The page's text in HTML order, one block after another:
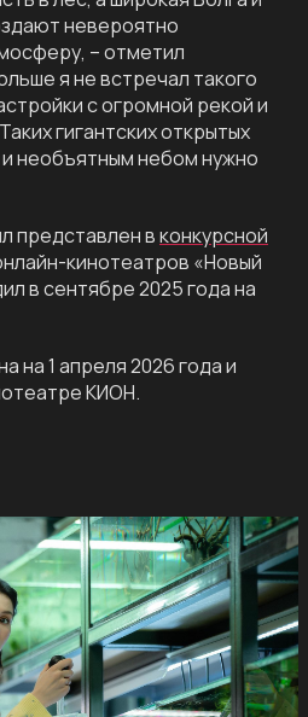
невероятно
– отметил
я не встречал такого
с огромной рекой и
гигантских открытых
необъятным небом нужно
представлен вконкурсной
кинотеатров «Новый
в сентябре 2025 года на
на 1 апреля 2026 года и
КИОН.